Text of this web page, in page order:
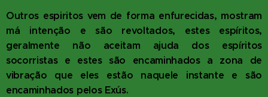
Outros espiritos vem de forma enfurecidas, mostram
má intenção e são revoltados, estes espíritos,
geralmente não aceitam ajuda dos espíritos
socorristas e estes são encaminhados a zona de
vibração que eles estão naquele instante e são
encaminhados pelos Exús.